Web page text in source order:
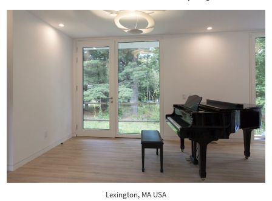
Lexington, MA USA